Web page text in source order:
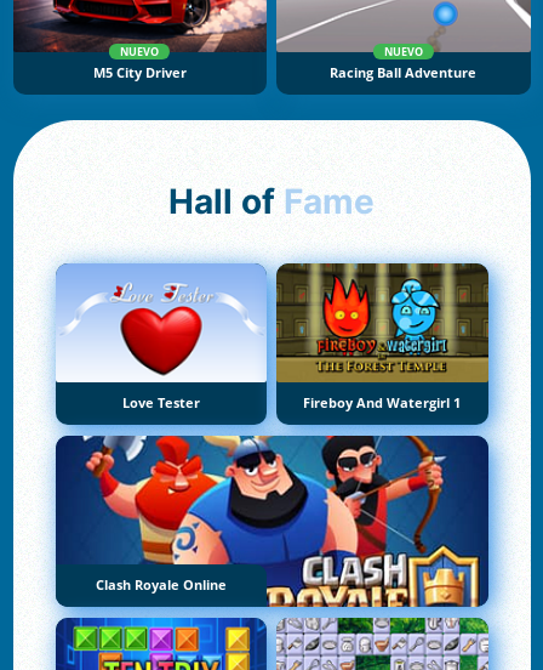
NUEVO
M5 City Driver
NUEVO
Racing Ball Adventure
Hall of Fame
Love Tester Fireboy And Watergirl 1
Clash Royale Online